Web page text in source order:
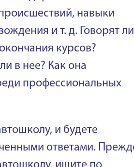
навыки
и т. д. Говорят
курсов?
в нее? Как она
профессиональных
и будете
ответами.